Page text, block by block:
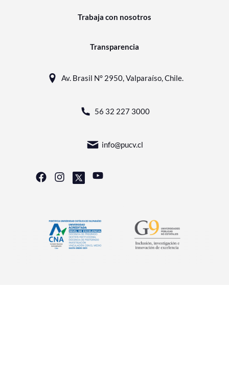
Trabaja con nosotros
Transparencia
Av. Brasil N° 2950, Valparaíso, Chile.
56 32 227 3000
info@pucv.cl